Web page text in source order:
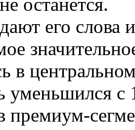
его слова
в
уменьшился
премиум-